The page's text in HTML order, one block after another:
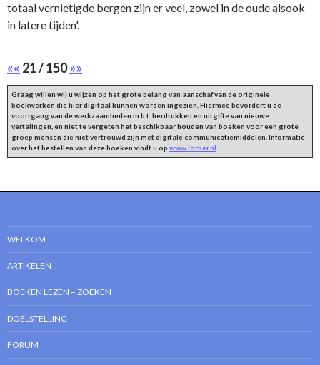
totaal vernietigde bergen zijn er veel, zowel in de oude alsook
in latere tijden'.
«« 21 / 150»»
Graag willen wij u wijzen op het grote belang van aanschaf van de originele
boekwerken die hier digitaal kunnen worden ingezien. Hiermee bevordert u de
voortgang van de werkzaamheden m.b.t. herdrukken en uitgifte van nieuwe
vertalingen, en niet te vergeten het beschikbaar houden van boeken voor een grote
groep mensen die niet vertrouwd zijn met digitale communicatiemiddelen. Informatie
over het bestellen van deze boeken vindt u op www.lorber.nl
WELKOM
ARTIKELEN
BOEKEN LEZEN – ZOEKEN
DOELSTELLING
FORUM